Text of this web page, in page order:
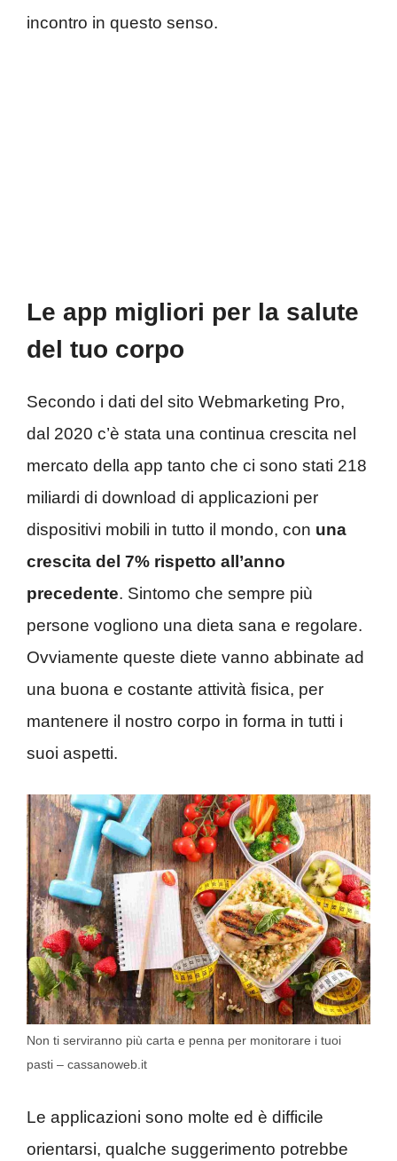
incontro in questo senso.
Le app migliori per la salute
del tuo corpo
Secondo i dati del sito Webmarketing Pro,
dal 2020 c’è stata una continua crescita nel
mercato della app tanto che ci sono stati 218
miliardi di download di applicazioni per
dispositivi mobili in tutto il mondo, con una
crescita del 7% rispetto all’anno
precedente. Sintomo che sempre più
persone vogliono una dieta sana e regolare.
Ovviamente queste diete vanno abbinate ad
una buona e costante attività fisica, per
mantenere il nostro corpo in forma in tutti i
suoi aspetti.
Non ti serviranno più carta e penna per monitorare i tuoi
pasti – cassanoweb.it
Le applicazioni sono molte ed è difficile
orientarsi, qualche suggerimento potrebbe